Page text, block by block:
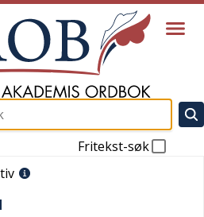
Fritekst-søk